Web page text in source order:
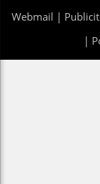
Webmail |
|